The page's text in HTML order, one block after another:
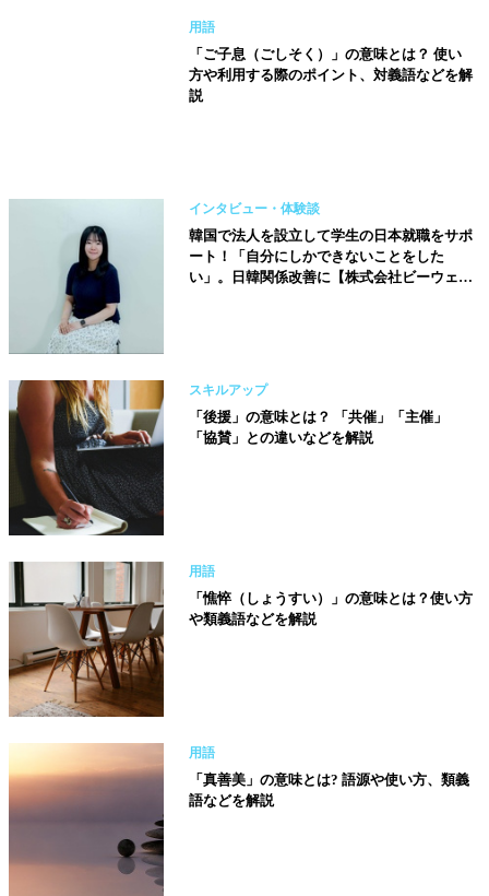
用語
「ご子息（ごしそく）」の意味とは？ 使い
方や利用する際のポイント、対義語などを解
説
インタビュー・体験談
韓国で法人を設立して学生の日本就職をサポ
ート！「自分にしかできないことをした
い」。日韓関係改善に【株式会社ビーウェル
スキルアップ
「後援」の意味とは？ 「共催」「主催」
「協賛」との違いなどを解説
用語
「憔悴（しょうすい）」の意味とは？使い方
や類義語などを解説
用語
「真善美」の意味とは? 語源や使い方、類義
語などを解説